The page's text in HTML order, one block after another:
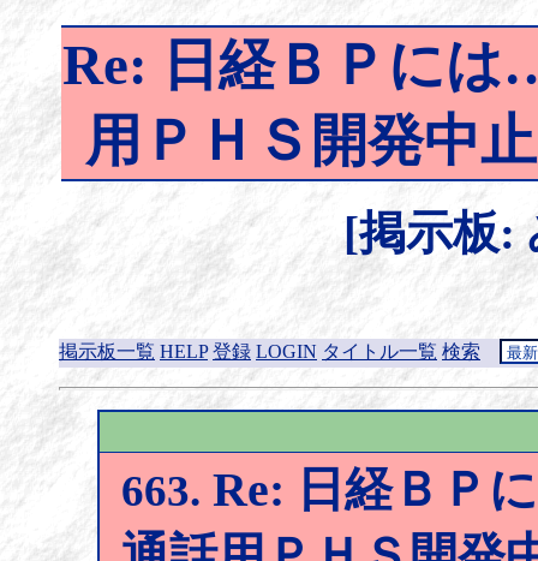
Re: 日経ＢＰに
用ＰＨＳ開発中
[掲示板:
掲示板一覧 HELP 登録 LOGIN タイトル一覧 検索
663. Re: 日経ＢＰ